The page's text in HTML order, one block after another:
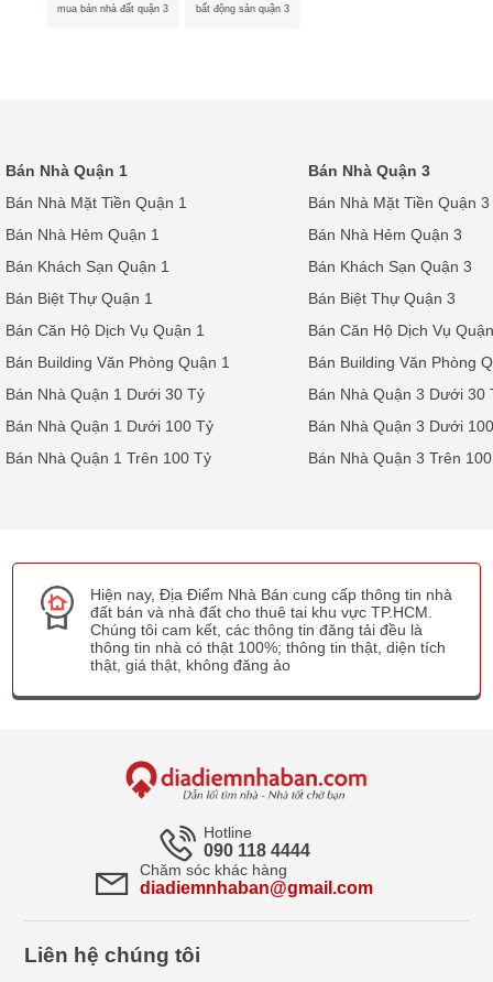
mua bán nhà đất quận 3 bất động sản quận 3
Bán Nhà Quận 1
Bán Nhà Quận 3
Bán Nhà Mặt Tiền Quận 1
Bán Nhà Mặt Tiền Quận 3
Bán Nhà Hẻm Quận 1
Bán Nhà Hẻm Quận 3
Bán Khách Sạn Quận 1
Bán Khách Sạn Quận 3
Bán Biệt Thự Quận 1
Bán Biệt Thự Quận 3
Bán Căn Hộ Dịch Vụ Quận 1
Bán Căn Hộ Dịch Vụ
Bán Building Văn Phòng Quận 1
Bán Building Văn Phòng
Bán Nhà Quận 1 Dưới 30 Tỷ
Bán Nhà Quận 3 Dưới 30
Bán Nhà Quận 1 Dưới 100 Tỷ
Bán Nhà Quận 3 Dưới
Bán Nhà Quận 1 Trên 100 Tỷ
Bán Nhà Quận 3 Trên
Hiện nay, Địa Điểm Nhà Bán cung cấp thông tin nhà
đất bán và nhà đất cho thuê tai khu vực TP.HCM.
Chúng tôi cam kết, các thông tin đăng tải đều là
thông tin nhà có thật 100%; thông tin thật, diện tích
thật, giá thật, không đăng ảo
Hotline
090 118 4444
Chăm sóc khác hàng
diadiemnhaban@gmail.com
Liên hệ chúng tôi